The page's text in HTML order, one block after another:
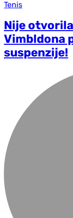
Tenis
Nije
Vimbldona
suspenzije!